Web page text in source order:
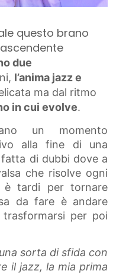
questo brano
due
l’anima jazz e
ma dal ritmo
in cui evolve.
un momento
alla fine di una
di dubbi dove a
che risolve ogni
è tardi per tornare
da fare è andare
trasformarsi per poi
sorta di sfida con
il jazz, la mia prima